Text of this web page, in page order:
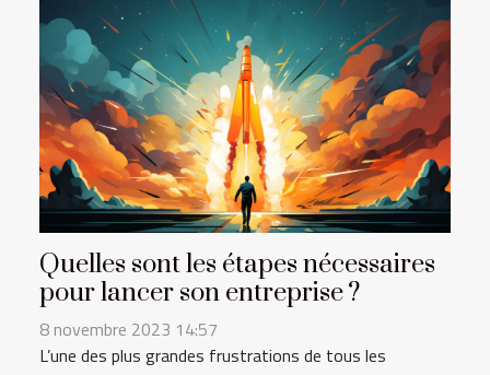
Quelles sont les étapes nécessaires
pour lancer son entreprise ?
8 novembre 2023 14:57
L’une des plus grandes frustrations de tous les